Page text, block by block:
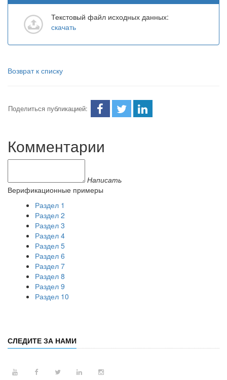
Текстовый файл исходных данных:
скачать
Возврат к списку
Поделиться публикацией:
Комментарии
Написать
Верификационные примеры
Раздел 1
Раздел 2
Раздел 3
Раздел 4
Раздел 5
Раздел 6
Раздел 7
Раздел 8
Раздел 9
Раздел 10
СЛЕДИТЕ ЗА НАМИ